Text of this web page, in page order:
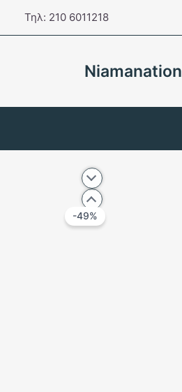
Τηλ: 210 6011218
Niamanation
-49%